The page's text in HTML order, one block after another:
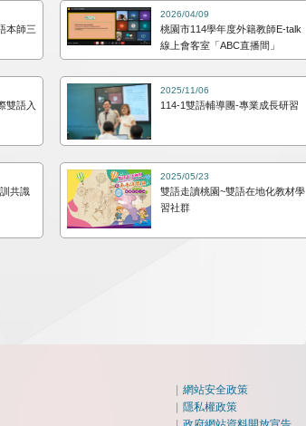
本師三
2026/04/09
桃園市114學年度外籍教師E-talk
線上會客室「ABC直播間」
雙語入
2025/11/06
114-1雙語輔導團-專業成長研習
共識
2025/05/23
雙語走讀桃園~雙語在地化教材學
習社群
|網站安全政策
|隱私權政策